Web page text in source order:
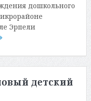
дошкольного
Эрпели
детский